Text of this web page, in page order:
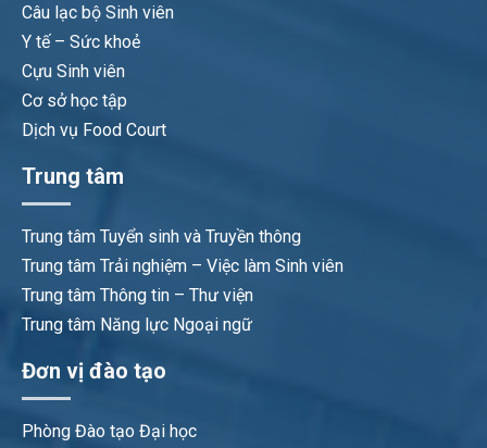
Câu lạc bộ Sinh viên
Y tế – Sức khoẻ
Cựu Sinh viên
Cơ sở học tập
Dịch vụ Food Court
Trung tâm
Trung tâm Tuyển sinh và Truyền thông
Trung tâm Trải nghiệm – Việc làm Sinh viên
Trung tâm Thông tin – Thư viện
Trung tâm Năng lực Ngoại ngữ
Đơn vị đào tạo
Phòng Đào tạo Đại học